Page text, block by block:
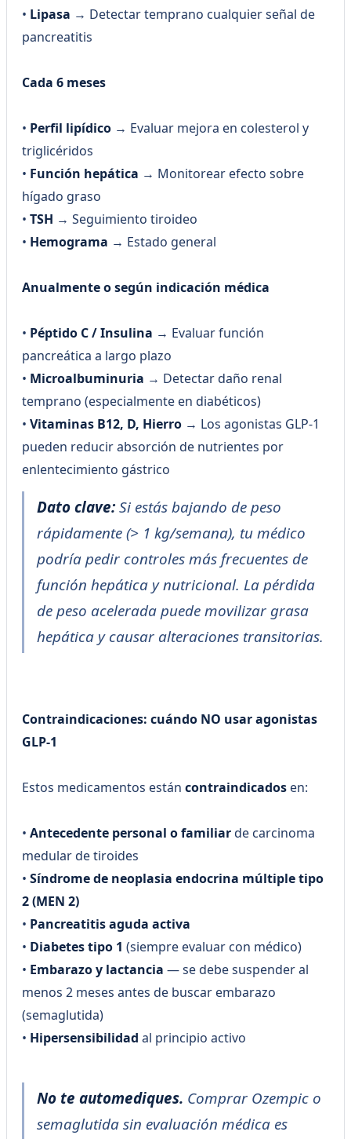
• Lipasa → Detectar temprano cualquier señal de
pancreatitis
Cada 6 meses
• Perfil lipídico → Evaluar mejora en colesterol y
triglicéridos
• Función hepática → Monitorear efecto sobre
hígado graso
•TSH → Seguimiento tiroideo
• Hemograma → Estado general
Anualmente o según indicación médica
• Péptido C / Insulina → Evaluar función
pancreática a largo plazo
• Microalbuminuria → Detectar daño renal
temprano (especialmente en diabéticos)
•Vitaminas B12, D, Hierro → Los agonistas GLP-1
pueden reducir absorción de nutrientes por
enlentecimiento gástrico
Dato clave:Si estás bajando de peso
rápidamente (> 1 kg/semana), tu médico
podría pedir controles más frecuentes de
función hepática y nutricional. La pérdida
de peso acelerada puede movilizar grasa
hepática y causar alteraciones transitorias.
Contraindicaciones: cuándo NO usar agonistas
GLP-1
Estos medicamentos estáncontraindicados en:
•Antecedente personal o familiarde carcinoma
medular de tiroides
•Síndrome de neoplasia endocrina múltiple tipo
2 (MEN 2)
• Pancreatitis aguda activa
• Diabetes tipo 1 (siempre evaluar con médico)
• Embarazo y lactancia — se debe suspender al
menos 2 meses antes de buscar embarazo
(semaglutida)
• Hipersensibilidad al principio activo
No te automediques. Comprar Ozempic o
semaglutida sin evaluación médica es